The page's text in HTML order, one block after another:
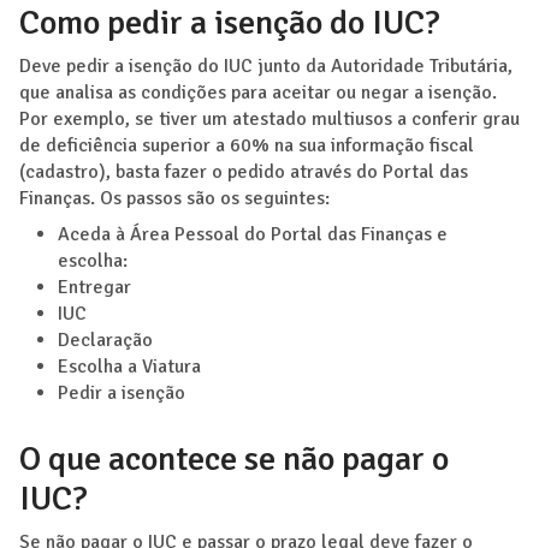
Como pedir a isenção do IUC?
Deve pedir a isenção do IUC junto da Autoridade Tributária,
que analisa as condições para aceitar ou negar a isenção.
Por exemplo, se tiver um atestado multiusos a conferir grau
de deficiência superior a 60% na sua informação fiscal
(cadastro), basta fazer o pedido através do Portal das
Finanças. Os passos são os seguintes:
Aceda à Área Pessoal do Portal das Finanças e
escolha:
Entregar
IUC
Declaração
Escolha a Viatura
Pedir a isenção
O que acontece se não pagar o
IUC?
Se não pagar o IUC e passar o prazo legal deve fazer o